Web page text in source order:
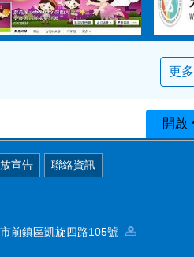
更多
開啟
宣告 聯絡資訊
前鎮區凱旋四路105號